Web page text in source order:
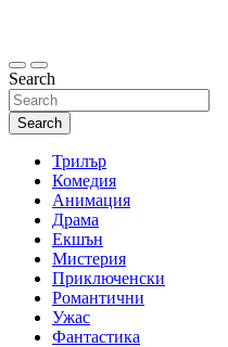
Search
Search
Трилър
Комедия
Анимация
Драма
Екшън
Мистерия
Приключенски
Романтични
Ужас
Фантастика